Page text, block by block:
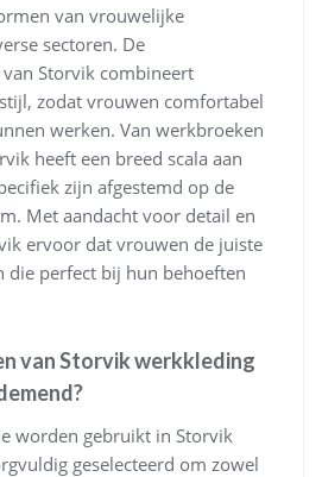
van vrouwelijke
sectoren. De
Storvik combineert
zodat vrouwen comfortabel
werken. Van werkbroeken
heeft een breed scala aan
zijn afgestemd op de
Met aandacht voor detail en
ervoor dat vrouwen de juiste
die perfect bij hun behoeften
van Storvik werkkleding
worden gebruikt in Storvik
geselecteerd om zowel